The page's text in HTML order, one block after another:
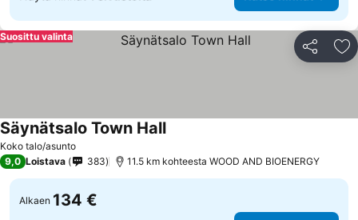
Jaa
Suosittu valinta
Koko talo/asunto
Säynätsalo Town Hall
9,0 Loistava 383 11.5 km kohteesta WOOD AND BIOENERGY
Alkaen 134 €